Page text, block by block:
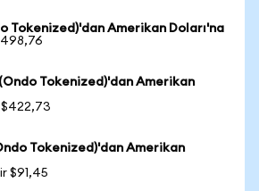
Tokenized)'dan Amerikan Doları'na
Tokenized)'dan Amerikan
$422,73
Tokenized)'dan Amerikan
$91,45